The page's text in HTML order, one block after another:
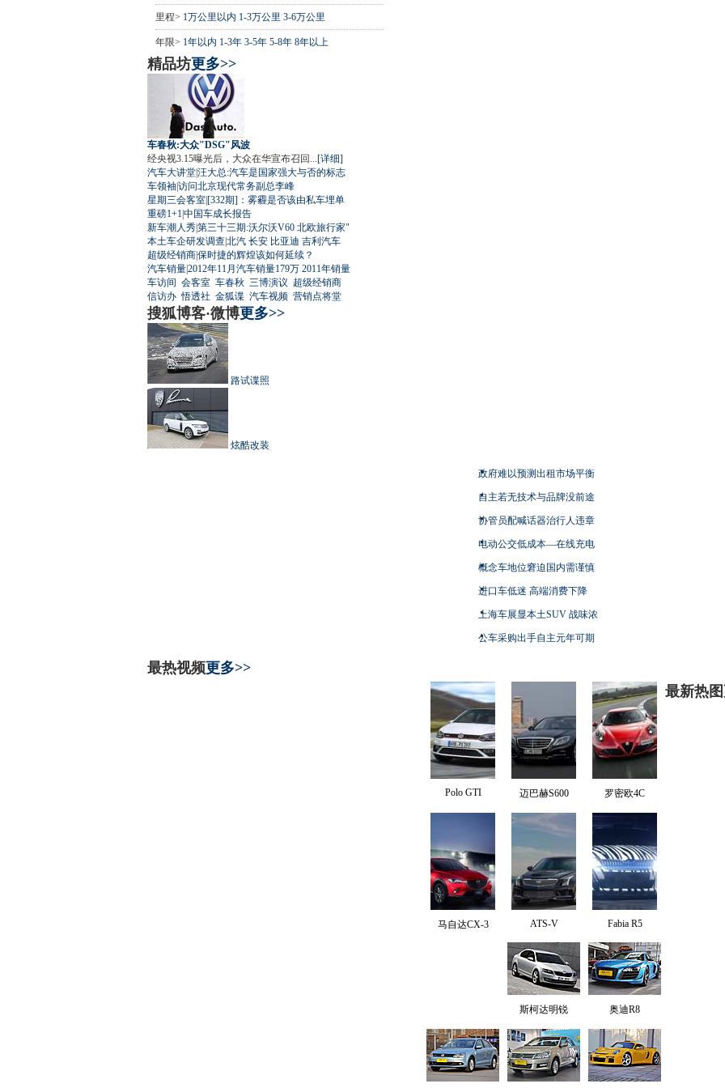
里程> 1万公里以内 1-3万公里 3-6万公里
年限> 1年以内 1-3年 3-5年 5-8年 8年以上
精品坊更多>>
车春秋:大众"DSG"风波
经央视3.15曝光后，大众在华宣布召回... [详细]
汽车大讲堂|汪大总:汽车是国家强大与否的标志
车领袖|访问北京现代常务副总李峰
星期三会客室|[332期]：雾霾是否该由私车埋单
重磅1+1 |中国车成长报告
新车潮人秀|第三十三期:沃尔沃V60 北欧旅行家"
本土车企研发调查|北汽 长安 比亚迪 吉利汽车
超级经销商|保时捷的辉煌该如何延续？
汽车销量|2012年11月汽车销量179万 2011年销量
车访间 会客室 车春秋 三博演议 超级经销商
信访办 悟透社 金狐谍 汽车视频 营销点将堂
搜狐博客·微博更多>>
路试谍照
炫酷改装
政府难以预测出租市场平衡
自主若无技术与品牌没前途
协管员配喊话器治行人违章
电动公交低成本—在线充电
概念车地位窘迫国内需谨慎
进口车低迷 高端消费下降
上海车展显本土SUV 战味浓
公车采购出手自主元年可期
最热视频更多>>
Polo GTI 迈巴赫S600 罗密欧4C
马自达CX-3 ATS-V Fabia R5
最新热图
斯柯达明锐 奥迪R8